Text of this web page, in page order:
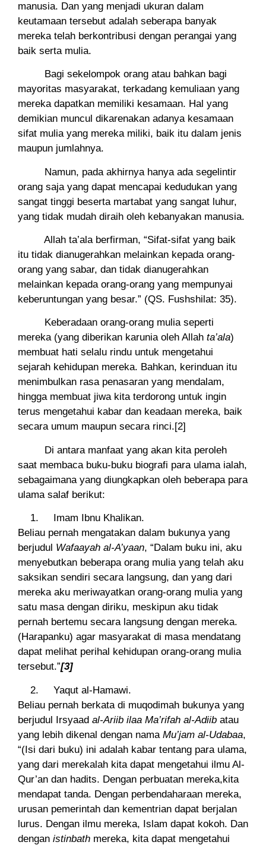
manusia. Dan yang menjadi ukuran dalam
keutamaan tersebut adalah seberapa banyak
mereka telah berkontribusi dengan perangai yang
baik serta mulia.
Bagi sekelompok orang atau bahkan bagi
mayoritas masyarakat, terkadang kemuliaan yang
mereka dapatkan memiliki kesamaan. Hal yang
demikian muncul dikarenakan adanya kesamaan
sifat mulia yang mereka miliki, baik itu dalam jenis
maupun jumlahnya.
Namun, pada akhirnya hanya ada segelintir
orang saja yang dapat mencapai kedudukan yang
sangat tinggi beserta martabat yang sangat luhur,
yang tidak mudah diraih oleh kebanyakan manusia.
Allah ta’ala berfirman, “Sifat-sifat yang baik
itu tidak dianugerahkan melainkan kepada orang-
orang yang sabar, dan tidak dianugerahkan
melainkan kepada orang-orang yang mempunyai
keberuntungan yang besar.” (QS. Fushshilat: 35).
Keberadaan orang-orang mulia seperti
mereka (yang diberikan karunia oleh Allah ta’ala)
membuat hati selalu rindu untuk mengetahui
sejarah kehidupan mereka. Bahkan, kerinduan itu
menimbulkan rasa penasaran yang mendalam,
hingga membuat jiwa kita terdorong untuk ingin
terus mengetahui kabar dan keadaan mereka, baik
secara umum maupun secara rinci.[2]
Di antara manfaat yang akan kita peroleh
saat membaca buku-buku biografi para ulama ialah,
sebagaimana yang diungkapkan oleh beberapa para
ulama salaf berikut:
Imam Ibnu Khalikan.
Beliau pernah mengatakan dalam bukunya yang
berjudul Wafaayah al-A’yaan, “Dalam buku ini, aku
menyebutkan beberapa orang mulia yang telah aku
saksikan sendiri secara langsung, dan yang dari
mereka aku meriwayatkan orang-orang mulia yang
satu masa dengan diriku, meskipun aku tidak
pernah bertemu secara langsung dengan mereka.
(Harapanku) agar masyarakat di masa mendatang
dapat melihat perihal kehidupan orang-orang mulia
tersebut.”[3]
Yaqut al-Hamawi.
Beliau pernah berkata di muqodimah bukunya yang
berjudul Irsyaad al-Ariib ilaa Ma’rifah al-Adiib atau
yang lebih dikenal dengan nama Mu’jam al-Udabaa,
“(Isi dari buku) ini adalah kabar tentang para ulama,
yang dari merekalah kita dapat mengetahui ilmu Al-
Qur’an dan hadits. Dengan perbuatan mereka,kita
mendapat tanda. Dengan perbendaharaan mereka,
urusan pemerintah dan kementrian dapat berjalan
lurus. Dengan ilmu mereka, Islam dapat kokoh. Dan
dengan istinbath mereka, kita dapat mengetahui